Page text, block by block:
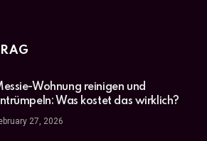
Wohnung reinigen und
Was kostet das wirklich?
27, 2026